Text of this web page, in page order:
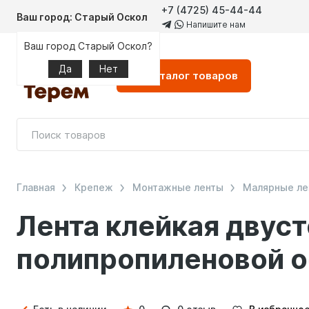
Ваш город: Старый Оскол
Ваш город Старый Оскол?
Да
Нет
+7 (4725) 45-44-44
Напишите нам
Каталог товаров
Лента клейкая
полипропиленовой
Главная Крепеж Монтажные ленты Малярные